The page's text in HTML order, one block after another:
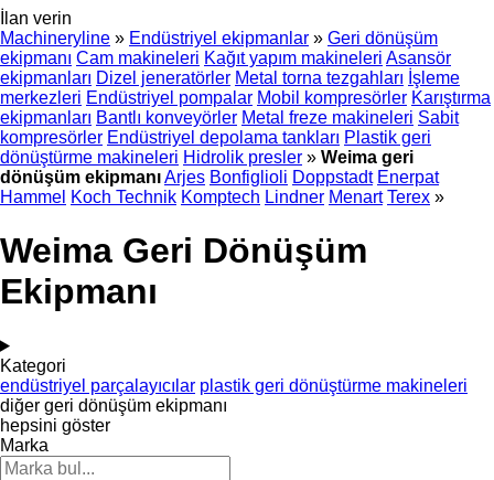
İlan verin
Machineryline » Endüstriyel ekipmanlar » Geri dönüşüm
ekipmanı Cam makineleri Kağıt yapım makineleri Asansör
ekipmanları Dizel jeneratörler Metal torna tezgahları İşleme
merkezleri Endüstriyel pompalar Mobil kompresörler Karıştırma
ekipmanları Bantlı konveyörler Metal freze makineleri Sabit
kompresörler Endüstriyel depolama tankları Plastik geri
dönüştürme makineleri Hidrolik presler » Weima geri
dönüşüm ekipmanıArjes Bonfiglioli Doppstadt Enerpat
Hammel Koch Technik Komptech Lindner Menart Terex »
Weima Geri Dönüşüm
Ekipmanı
Kategori
endüstriyel parçalayıcılar plastik geri dönüştürme makineleri
diğer geri dönüşüm ekipmanı
hepsini göster
Marka